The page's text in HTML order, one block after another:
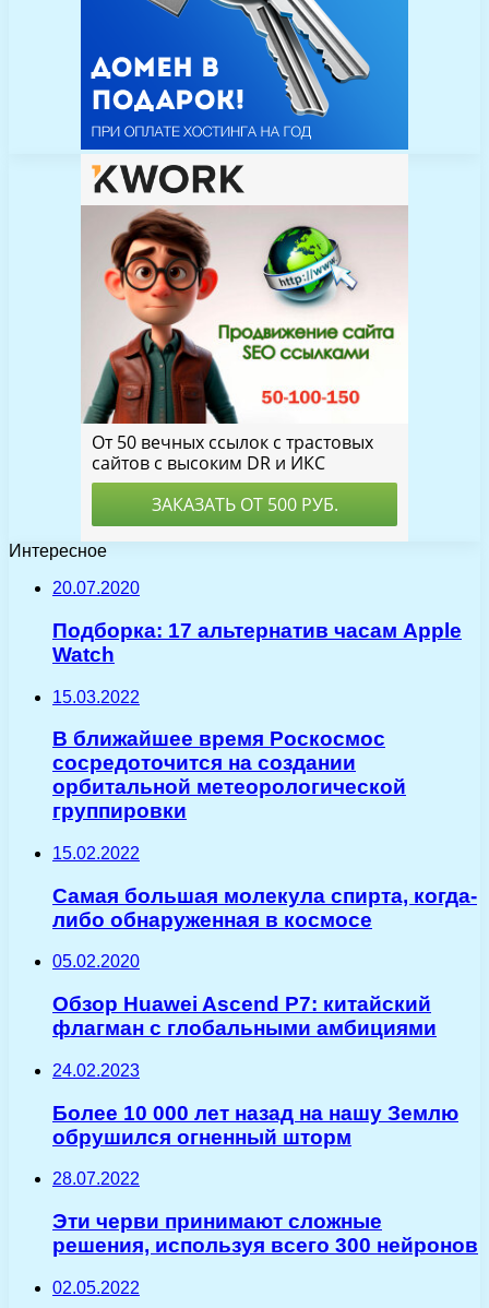
Интересное
20.07.2020
Подборка: 17 альтернатив часам Apple
Watch
15.03.2022
В ближайшее время Роскосмос
сосредоточится на создании
орбитальной метеорологической
группировки
15.02.2022
Самая большая молекула спирта, когда-
либо обнаруженная в космосе
05.02.2020
Обзор Huawei Ascend P7: китайский
флагман с глобальными амбициями
24.02.2023
Более 10 000 лет назад на нашу Землю
обрушился огненный шторм
28.07.2022
Эти черви принимают сложные
решения, используя всего 300 нейронов
02.05.2022